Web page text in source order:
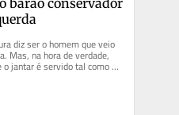
diz ser o homem que veio
Mas, na hora de verdade,
o jantar é servido tal como